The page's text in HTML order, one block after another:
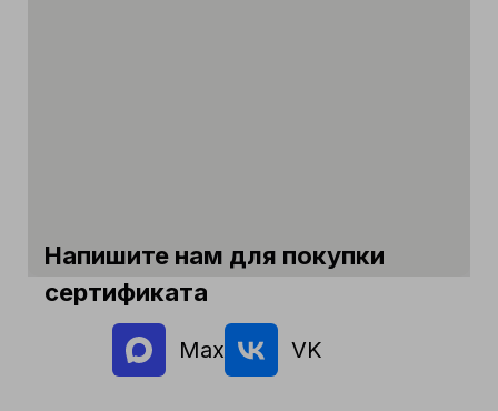
Напишите нам для покупки
сертификата
Max VK